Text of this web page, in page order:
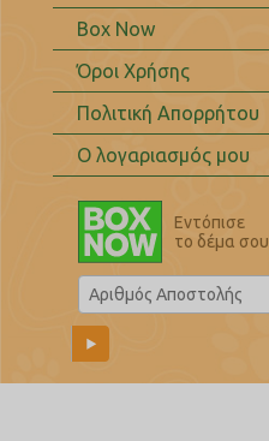
Box Now
Όροι Χρήσης
Πολιτική Απορρήτου
Ο λογαριασμός μου
Εντόπισε
το δέμα σου